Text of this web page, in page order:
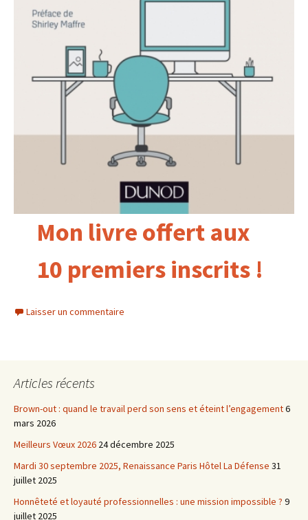
Mon livre offert aux
10 premiers inscrits !
Laisser un commentaire
Articles récents
Brown-out : quand le travail perd son sens et éteint l’engagement6
mars 2026
Meilleurs Vœux 2026 24 décembre 2025
Mardi 30 septembre 2025, Renaissance Paris Hôtel La Défense 31
juillet 2025
Honnêteté et loyauté professionnelles : une mission impossible ? 9
juillet 2025